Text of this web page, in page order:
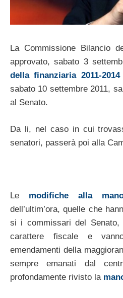
La Commissione Bilancio
approvato, sabato 3
della finanziaria 2011-2014
sabato 10 settembre 2011,
al Senato.
Da li, nel caso in cui
senatori, passerà poi alla
Le modifiche alla
dell’ultim’ora, quelle che
si i commissari del Senato,
carattere fiscale e
emendamenti della
sempre emanati dal
profondamente rivisto la